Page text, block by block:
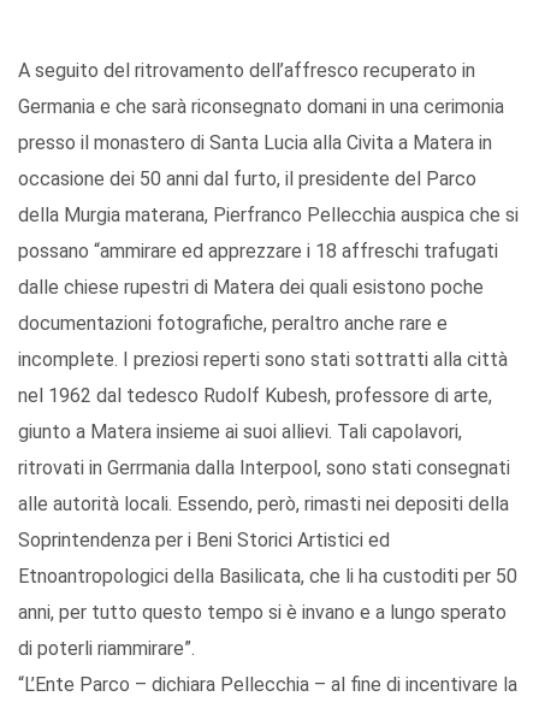
A seguito del ritrovamento dell’affresco recuperato in
Germania e che sarà riconsegnato domani in una cerimonia
presso il monastero di Santa Lucia alla Civita a Matera in
occasione dei 50 anni dal furto, il presidente del Parco
della Murgia materana, Pierfranco Pellecchia auspica che si
possano “ammirare ed apprezzare i 18 affreschi trafugati
dalle chiese rupestri di Matera dei quali esistono poche
documentazioni fotografiche, peraltro anche rare e
incomplete. I preziosi reperti sono stati sottratti alla città
nel 1962 dal tedesco Rudolf Kubesh, professore di arte,
giunto a Matera insieme ai suoi allievi. Tali capolavori,
ritrovati in Gerrmania dalla Interpool, sono stati consegnati
alle autorità locali. Essendo, però, rimasti nei depositi della
Soprintendenza per i Beni Storici Artistici ed
Etnoantropologici della Basilicata, che li ha custoditi per 50
anni, per tutto questo tempo si è invano e a lungo sperato
di poterli riammirare”.
“L’Ente Parco – dichiara Pellecchia – al fine di incentivare la